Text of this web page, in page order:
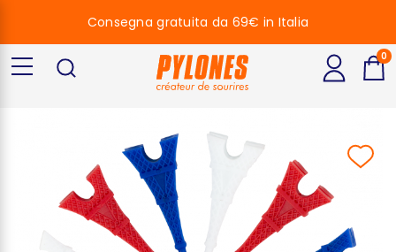
Consegna gratuita da 69€ in Italia
0